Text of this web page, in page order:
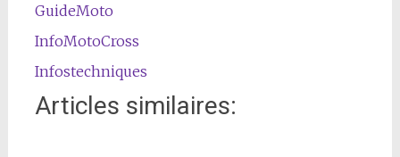
GuideMoto
InfoMotoCross
Infostechniques
Articles similaires: